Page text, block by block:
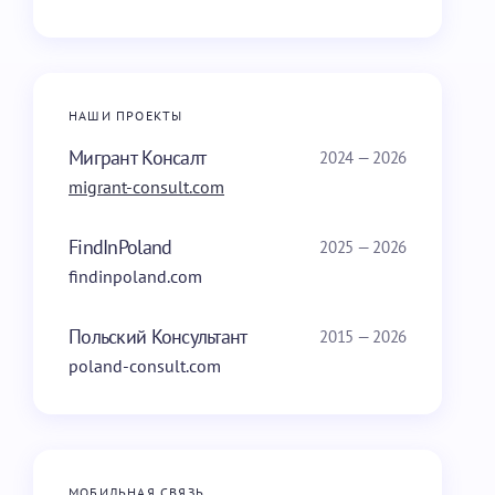
НАШИ ПРОЕКТЫ
Мигрант Консалт 2024 — 2026
migrant-consult.com
FindInPoland 2025 — 2026
findinpoland.com
Польский Консультант 2015 — 2026
poland-consult.com